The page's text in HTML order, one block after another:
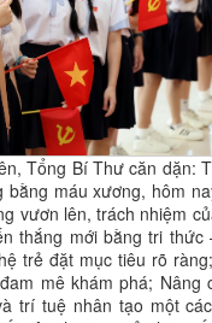
Tổng Bí Thư căn dặn:
bằng máu xương, hôm
vươn lên, trách nhiệm
thắng mới bằng tri thức
trẻ đặt mục tiêu rõ
mê khám phá; Nâng
trí tuệ nhân tạo một